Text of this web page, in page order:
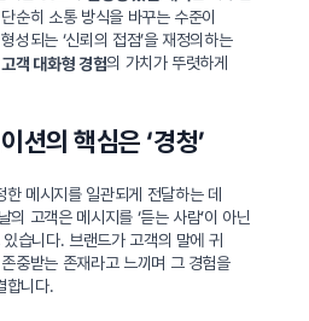
순히 소통 방식을 바꾸는 수준이
성되는 ‘신뢰의 접점’을 재정의하는
고객 대화형 경험의 가치가 뚜렷하게
션의 핵심은 ‘경청’
메시지를 일관되게 전달하는 데
고객은 메시지를 ‘듣는 사람’이 아닌
습니다. 브랜드가 고객의 말에 귀
중받는 존재라고 느끼며 그 경험을
합니다.